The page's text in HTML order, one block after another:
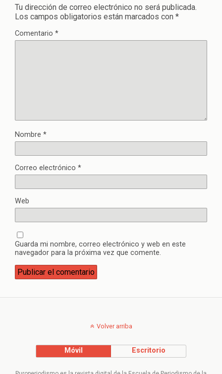
Tu dirección de correo electrónico no será publicada.
Los campos obligatorios están marcados con *
Comentario *
Nombre *
Correo electrónico *
Web
Guarda mi nombre, correo electrónico y web en este
navegador para la próxima vez que comente.
Volver arriba
Móvil Escritorio